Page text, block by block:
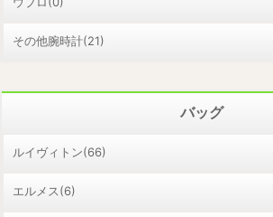
その他腕時計(21)
バッグ
ルイヴィトン(66)
エルメス(6)